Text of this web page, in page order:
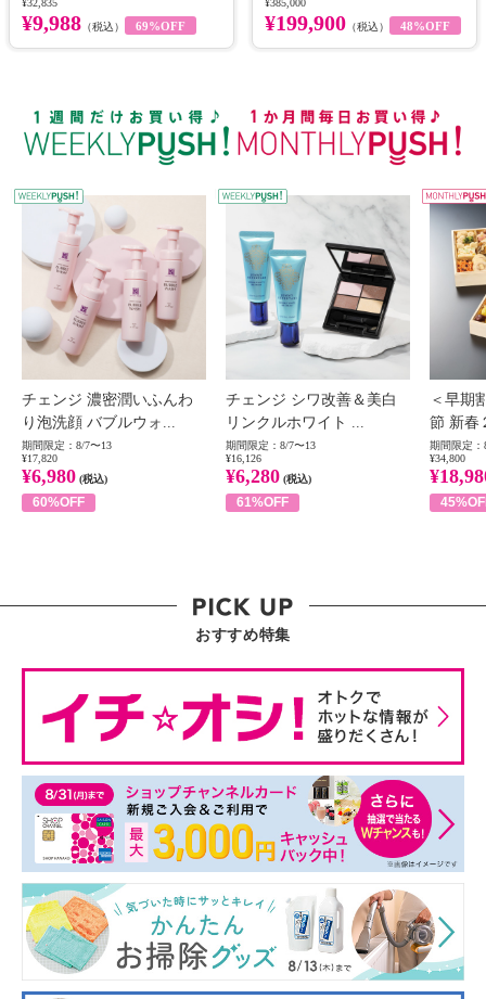
セット
¥9,988 （税込） 69%OFF
プ
¥199,900 （税込） 48%OFF
WEEKLY PUSH
チェンジ 濃密潤いふんわ
り泡洗顔 バブルウォ...
期間限定：8/7〜13
¥17,820
¥6,980 (税込)
60%OFF
チェンジ シワ改善＆美白
リンクルホワイト ...
期間限定：8/7〜13
¥16,126
¥6,280 (税込)
61%OFF
＜早期
節 新春
期間限定：
¥34,800
おすすめ特集